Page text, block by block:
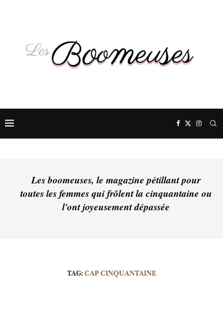
Les boomeuses, le magazine pétillant pour
toutes les femmes qui frôlent la cinquantaine ou
l'ont joyeusement dépassée
TAG:CAP CINQUANTAINE